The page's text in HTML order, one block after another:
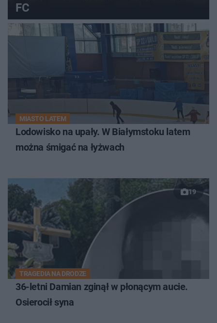
FC
MIASTO LATEM
Lodowisko na upały. W Białymstoku latem
można śmigać na łyżwach
19
TRAGEDIA NA DRODZE
36-letni Damian zginął w płonącym aucie.
Osierocił syna